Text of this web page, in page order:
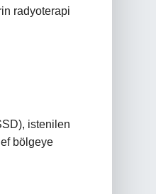
radyoterapi
istenilen
bölgeye